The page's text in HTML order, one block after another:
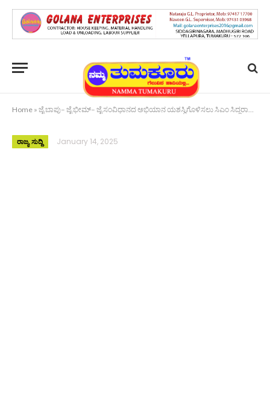
Home » ಜೈ ಬಾಪು– ಜೈ ಭೀಮ್– ಜೈ ಸಂವಿಧಾನದ ಅಭಿಯಾನ ಯಶಸ್ವಿಗೊಳಿಸಲು ಸಿಎಂ ಸಿದ್ದರಾಮಯ್ಯ ಕರೆ
ರಾಜ್ಯ ಸುದ್ದಿ January 14, 2025